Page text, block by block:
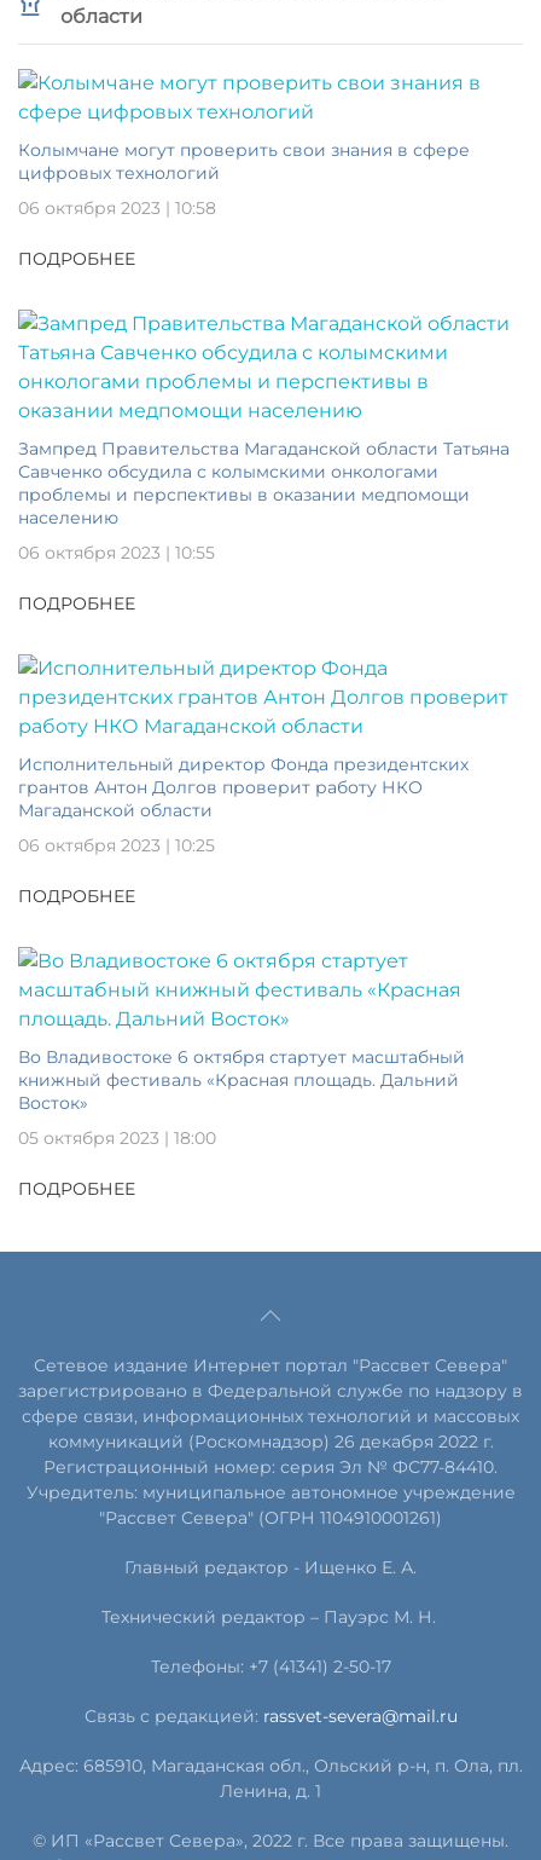
области
Колымчане могут проверить свои знания в сфере
цифровых технологий
06 октября 2023 | 10:58
ПОДРОБНЕЕ
Зампред Правительства Магаданской области Татьяна
Савченко обсудила с колымскими онкологами
проблемы и перспективы в оказании медпомощи
населению
06 октября 2023 | 10:55
ПОДРОБНЕЕ
Исполнительный директор Фонда президентских
грантов Антон Долгов проверит работу НКО
Магаданской области
06 октября 2023 | 10:25
ПОДРОБНЕЕ
Во Владивостоке 6 октября стартует масштабный
книжный фестиваль «Красная площадь. Дальний
Восток»
05 октября 2023 | 18:00
ПОДРОБНЕЕ
Сетевое издание Интернет портал "Рассвет Севера"
зарегистрировано в Федеральной службе по надзору в
сфере связи, информационных технологий и массовых
коммуникаций (Роскомнадзор) 26 декабря 2022 г.
Регистрационный номер: серия Эл № ФС77-84410.
Учредитель: муниципальное автономное учреждение
"Рассвет Севера" (ОГРН 1104910001261)
Главный редактор - Ищенко Е. А.
Технический редактор – Пауэрс М. Н.
Телефоны: +7 (41341) 2-50-17
Связь с редакцией: rassvet-severa@mail.ru
Адрес: 685910, Магаданская обл., Ольский р-н, п. Ола, пл.
Ленина, д. 1
© ИП «Рассвет Севера», 2022 г. Все права защищены.